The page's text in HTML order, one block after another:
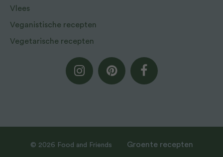
Vlees
Veganistische recepten
Vegetarische recepten
© 2026 Food and Friends Groente recepten